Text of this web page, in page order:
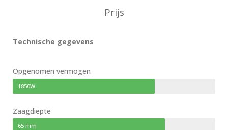
Prijs
Technische gegevens
Opgenomen vermogen
1850W
Zaagdiepte
65 mm